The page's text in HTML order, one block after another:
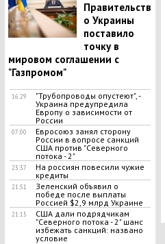
Правительств
о Украины
поставило
точку в
мировом соглашении с
"Газпромом"
16:29
"Трубопроводы опустеют", -
Украина предупредила
Европу о зависимости от
России
07:00
Евросоюз занял сторону
России в вопросе санкций
США против "Северного
потока - 2"
23:37
На россиян повесили чужие
кредиты
21:51
Зеленский объявил о
победе после выплаты
Россией $2,9 млрд Украине
21:15
США дали подрядчикам
"Северного потока - 2" шанс
избежать санкций: названо
условие